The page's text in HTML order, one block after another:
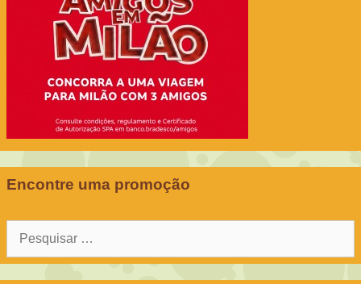
Encontre uma promoção
Pesquisar